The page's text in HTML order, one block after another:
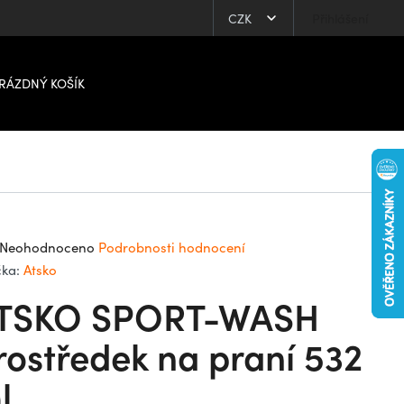
CZK
KOŠÍK
SPORT-WASH
na praní 532
Neohodnoceno Podrobnosti hodnocení
Atsko